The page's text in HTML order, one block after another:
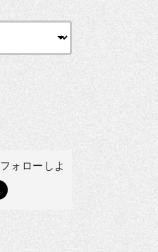
フォローしよ